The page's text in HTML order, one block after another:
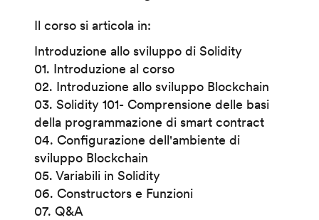
Il corso si articola in:
Introduzione allo sviluppo di Solidity
01. Introduzione al corso
02. Introduzione allo sviluppo Blockchain
03. Solidity 101- Comprensione delle basi
della programmazione di smart contract
04. Configurazione dell'ambiente di
sviluppo Blockchain
05. Variabili in Solidity
06. Constructors e Funzioni
07. Q&A